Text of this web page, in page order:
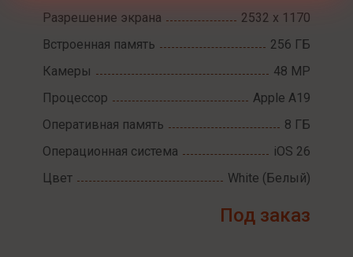
Разрешение экрана
2532 x 1170
Встроенная память
256 ГБ
Камеры
48 MP
Процессор
Apple A19
Оперативная память
8 ГБ
Операционная система
iOS 26
Цвет
White (Белый)
Под заказ